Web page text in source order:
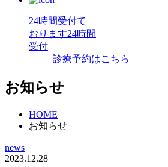
24時間受付て
おります24時間
受付
診療予約はこちら
お知らせ
HOME
お知らせ
news
2023.12.28